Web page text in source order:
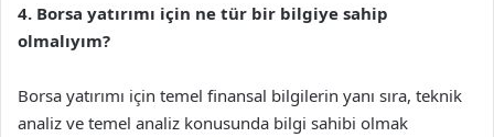
4. Borsa yatırımı için ne tür bir bilgiye sahip
olmalıyım?
Borsa yatırımı için temel finansal bilgilerin yanı sıra, teknik
analiz ve temel analiz konusunda bilgi sahibi olmak